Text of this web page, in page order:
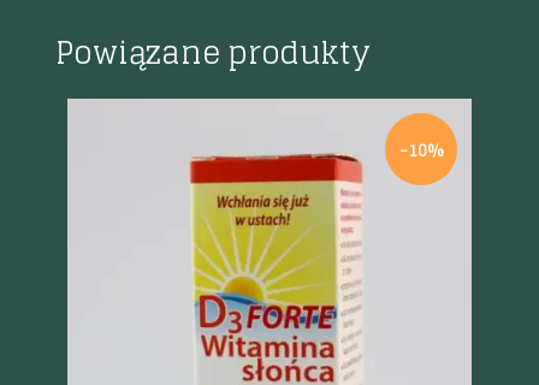
Powiązane produkty
-10%
Szybki podgląd